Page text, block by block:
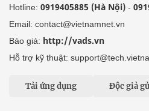
Hotline: 0919405885 (Hà Nội) -
Email: contact@vietnamnet.vn
Báo giá: http://vads.vn
Hỗ trợ kỹ thuật:
Tải ứng dụng Độc giả